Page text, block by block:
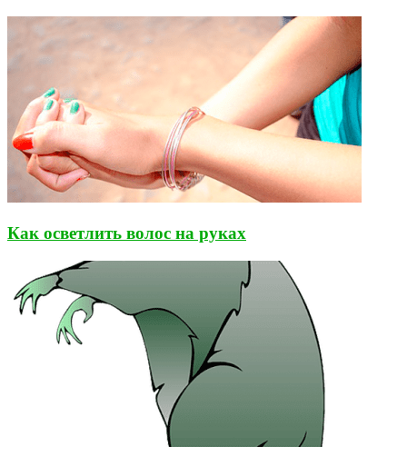
Как осветлить волос на руках